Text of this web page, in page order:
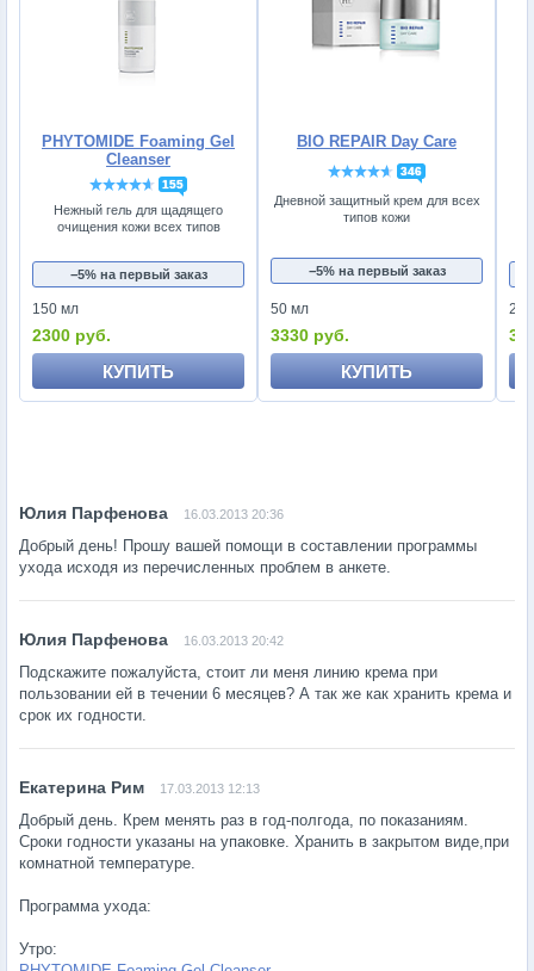
PHYTOMIDE Foaming Gel
Cleanser
155
Нежный гель для щадящего
очищения кожи всех типов
−5% на первый заказ
150 мл
2300 руб.
КУПИТЬ
BIO REPAIR Day Care
346
Дневной защитный крем для всех
типов кожи
−5% на первый заказ
50 мл
3330 руб.
КУПИТЬ
16.03.2013 20:36
Добрый день! Прошу вашей помощи в составлении программы
ухода исходя из перечисленных проблем в анкете.
16.03.2013 20:42
Подскажите пожалуйста, стоит ли меня линию крема при
пользовании ей в течении 6 месяцев? А так же как хранить крема и
срок их годности.
17.03.2013 12:13
Добрый день. Крем менять раз в год-полгода, по показаниям.
Сроки годности указаны на упаковке. Хранить в закрытом виде,при
комнатной температуре.
Программа ухода:
Утро: